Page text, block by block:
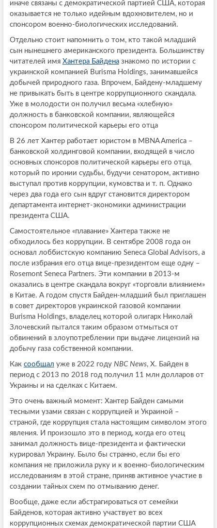
иначе связаны с демократической партией США, которая
оказывается не только идейным вдохновителем, но и
спонсором военно-биологических исследований.
Отдельно стоит напомнить о том, кто такой младший
сын нынешнего американского президента. Большинству
читателей имя Хантера Байденазнакомо по истории с
украинской компанией Burisma Holdings, занимавшейся
добычей природного газа. Впрочем, Байдену-младшему
не привыкать быть в центре коррупционного скандала.
Уже в молодости он получил весьма «хлебную»
должность в банковской компании, являющейся
спонсором политической карьеры его отца
В 26 лет Хантер работает юристом в MBNA America –
банковской холдинговой компании, входящей в число
основных спонсоров политической карьеры его отца,
который по иронии судьбы, будучи сенатором, активно
выступал против коррупции, кумовства и т. п. Однако
через два года его сын вдруг становится директором
департамента интернет-экономики администрации
президента США.
Самостоятельное «плавание» Хантера также не
обходилось без коррупции. В сентябре 2008 года он
основал лоббистскую компанию Seneca Global Advisors, а
после избрания его отца вице-президентом еще одну –
Rosemont Seneca Partners. Эти компании в 2013-м
оказались в центре скандала вокруг «торговли влиянием»
в Китае. А годом спустя Байден-младший был приглашен
в совет директоров украинской газовой компании
Burisma Holdings, владелец которой олигарх Николай
Злочевский пытался таким образом отмыться от
обвинений в злоупотреблении при выдаче лицензий на
добычу газа собственной компании.
Как сообщал уже в 2022 году NBC News, Х. Байден в
период с 2013 по 2018 год получил 11 млн долларов от
Украины и на сделках с Китаем.
Это очень важный момент: Хантер Байден самыми
тесными узами связан с коррупцией и Украиной –
страной, где коррупция стала настоящим символом этого
явления. И произошло это в период, когда его отец
занимал должность вице-президента и фактически
курировал Украину. Было бы странно, если бы его
компания не приложила руку и к военно-биологическим
исследованиям в этой стране, приняв активное участие в
создании тайных схем по отмыванию денег.
Вообще, даже если абстрагироваться от семейки
Байденов, которая активно участвует во всех
коррупционных схемах демократической партии США